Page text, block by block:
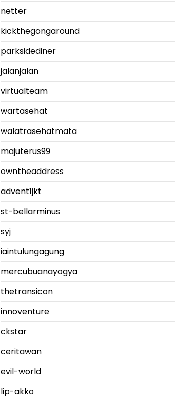
netter
kickthegongaround
parksidediner
jalanjalan
virtualteam
wartasehat
walatrasehatmata
majuterus99
owntheaddress
advent1jkt
st-bellarminus
syj
iaintulungagung
mercubuanayogya
thetransicon
innoventure
ckstar
ceritawan
evil-world
lip-akko